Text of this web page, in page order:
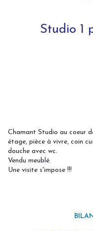
Chamant Studio au coeur
étage, pièce à vivre, coin
douche avec wc.
Vendu meublé.
Une visite s'impose !!!